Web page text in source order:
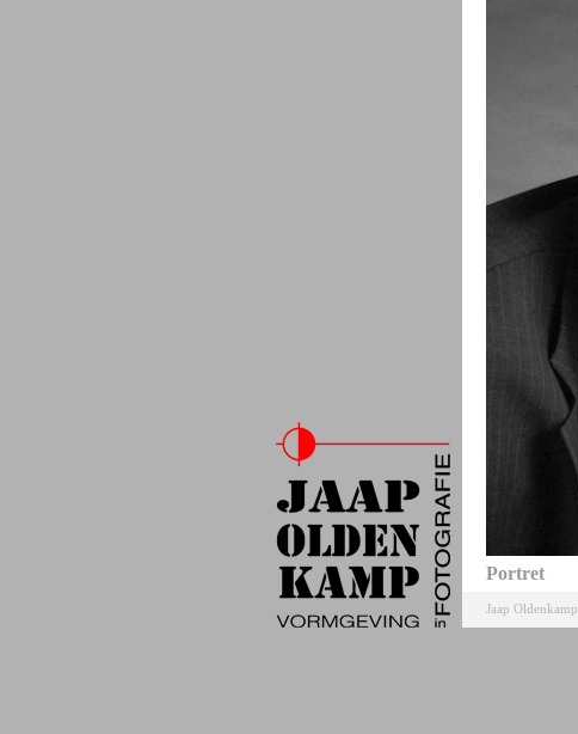
Jaap Oldenkamp
Portret